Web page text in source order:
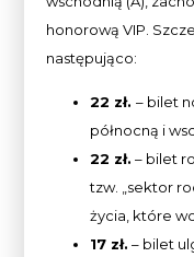
honorową VIP.
następująco:
22 zł.– bilet
północną i
22 zł. – bilet
tzw. „sektor
życia, które
17 zł. – bilet